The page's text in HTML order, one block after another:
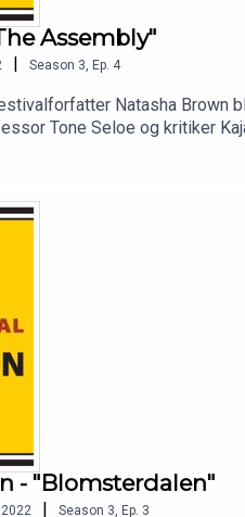
Assembly"
| Season 3 Ep. 4
Natasha
Tone Seloe og kritiker
- "Blomsterdalen"
| Season 3, Ep. 3